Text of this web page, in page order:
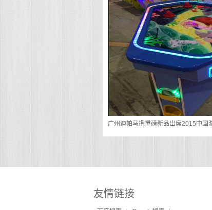
迪帕马-努力并精于创新,
的玩法及创意式杰作
迪帕马-理想及目标双重
经典,新款游戏世界首创成
广州迪帕马携重磅新品出席2015中国
友情链接